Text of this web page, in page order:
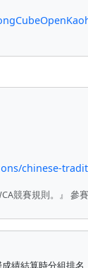
chinese-
競賽規則。』 參
績結算時分組排